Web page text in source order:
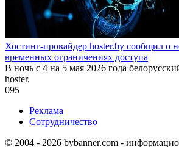
Хостинг-провайдер hoster.by сообщил о
временных ограничениях доступа
В ночь с 4 на 5 мая 2026 года
hoster.
095
Реклама
Сотрудничество
© 2004 - 2026 bybanner.com -